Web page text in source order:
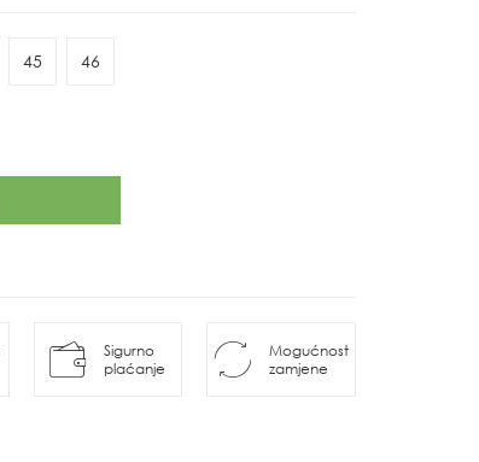
45 46
Sigurno
plaćanje
Mogućnost
zamjene